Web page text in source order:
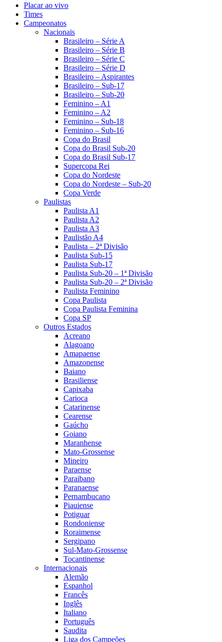
Placar ao vivo
Times
Campeonatos
Nacionais
Brasileiro – Série A
Brasileiro – Série B
Brasileiro – Série C
Brasileiro – Série D
Brasileiro – Aspirantes
Brasileiro – Sub-17
Brasileiro – Sub-20
Feminino – A1
Feminino – A2
Feminino – Sub-18
Feminino – Sub-16
Copa do Brasil
Copa do Brasil Sub-20
Copa do Brasil Sub-17
Supercopa Rei
Copa do Nordeste
Copa do Nordeste – Sub-20
Copa Verde
Paulistas
Paulista A1
Paulista A2
Paulista A3
Paulistão A4
Paulista – 2ª Divisão
Paulista Sub-15
Paulista Sub-17
Paulista Sub-20 – 1ª Divisão
Paulista Sub-20 – 2ª Divisão
Paulista Feminino
Copa Paulista
Copa Paulista Feminina
Copa SP
Outros Estados
Acreano
Alagoano
Amapaense
Amazonense
Baiano
Brasiliense
Capixaba
Carioca
Catarinense
Cearense
Gaúcho
Goiano
Maranhense
Mato-Grossense
Mineiro
Paraense
Paraibano
Paranaense
Pernambucano
Piauiense
Potiguar
Rondoniense
Roraimense
Sergipano
Sul-Mato-Grossense
Tocantinense
Internacionais
Alemão
Espanhol
Francês
Inglês
Italiano
Português
Saudita
Liga dos Campeões